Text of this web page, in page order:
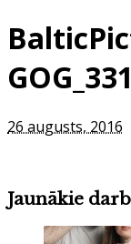
26 augusts, 2016
Jaunākie